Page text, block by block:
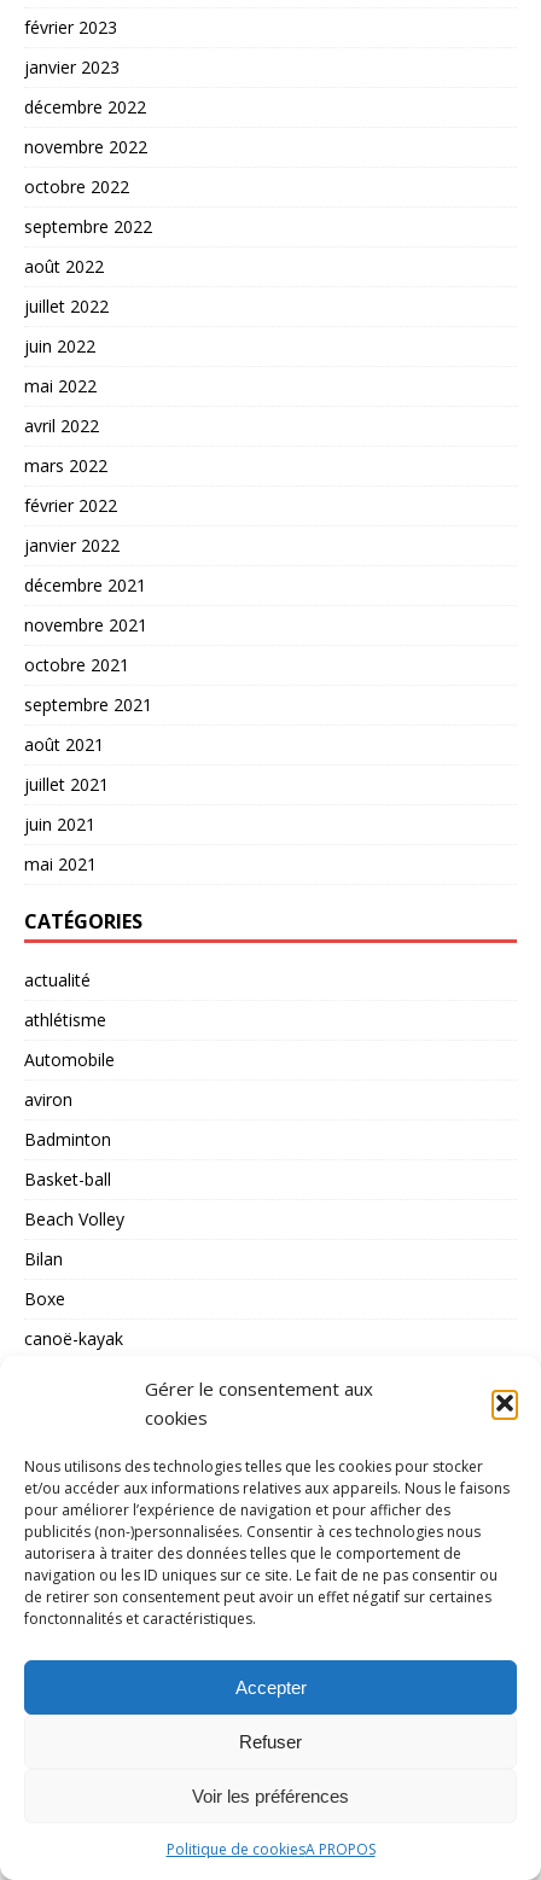
Gérer le consentement aux
cookies
Nous utilisons des technologies telles que les cookies pour stocker
et/ou accéder aux informations relatives aux appareils. Nous le faisons
pour améliorer l’expérience de navigation et pour afficher des
publicités (non-)personnalisées. Consentir à ces technologies nous
autorisera à traiter des données telles que le comportement de
navigation ou les ID uniques sur ce site. Le fait de ne pas consentir ou
de retirer son consentement peut avoir un effet négatif sur certaines
fonctonnalités et caractéristiques.
Accepter
Refuser
Voir les préférences
Politique de cookiesA PROPOS
février 2023
janvier 2023
décembre 2022
novembre 2022
octobre 2022
septembre 2022
août 2022
juillet 2022
juin 2022
mai 2022
avril 2022
mars 2022
février 2022
janvier 2022
décembre 2021
novembre 2021
octobre 2021
septembre 2021
août 2021
juillet 2021
juin 2021
mai 2021
CATÉGORIES
actualité
athlétisme
Automobile
aviron
Badminton
Basket-ball
Beach Volley
Bilan
Boxe
canoë-kayak
Entretien
Equitation
escrime
Evènement
Football
Golf